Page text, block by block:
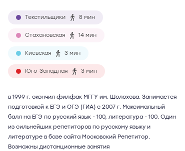
Текстильщики 8 мин
Стахановская 14 мин
Киевская 3 мин
Юго-Западная 3 мин
в 1999 г. окончил филфак МГГУ им. Шолохова. Занимается
подготовкой к ЕГЭ и ОГЭ (ГИА) с 2007 г. Максимальный
балл на ЕГЭ по русский язык - 100, литература - 100. Один
из сильнейших репетиторов по русскому языку и
литературе в базе сайта Московский Репетитор.
Возможны дистанционные занятия